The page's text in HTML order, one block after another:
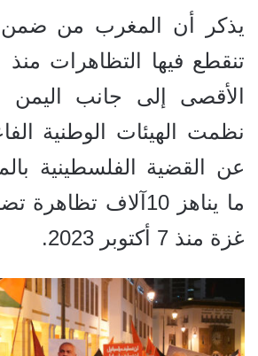
يذكر أن المغرب من
تنقطع فيها التظاهرات
الأقصى إلى جانب اليمن
نظمت الهيئات الوطنية
عن القضية الفلسطينية
ما يناهز 10آلاف
غزة منذ 7 أكتوبر 2023.